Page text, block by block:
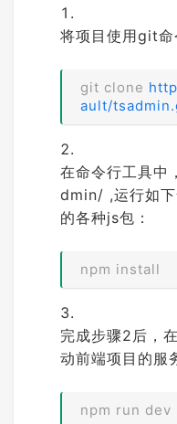
将项目使用git命
git clone
ault/
在命令行工具
dmin/ ,运行如下
的各种js包：
npm install
完成步骤2后，
动前端项目的服
npm run dev